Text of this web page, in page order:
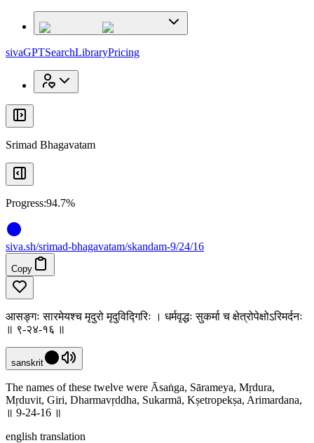
sivaGPTSearchLibraryPricing
Srimad Bhagavatam
Progress:94.7%
siva.sh/srimad-bhagavatam/skandam-9/24/16
Copy
आसङ्गः सारमेयश्च मृदुरो मृदुविद्गिरिः । धर्मवृद्धः सुकर्मा च क्षेत्रोपेक्षोऽरिमर्दनः
॥ ९-२४-१६ ॥
sanskrit
The names of these twelve were Āsaṅga, Sārameya, Mṛdura,
Mṛduvit, Giri, Dharmavṛddha, Sukarmā, Kṣetropekṣa, Arimardana,
॥ 9-24-16 ॥
english translation